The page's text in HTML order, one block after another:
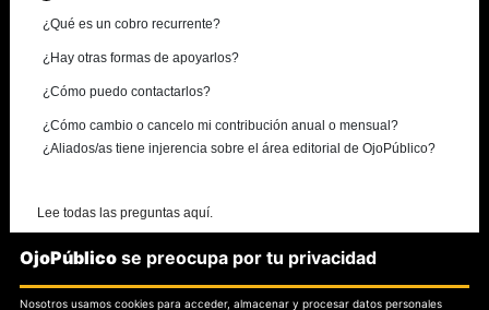
¿Qué es un cobro recurrente?
¿Hay otras formas de apoyarlos?
¿Cómo puedo contactarlos?
¿Cómo cambio o cancelo mi contribución anual o mensual?
¿Aliados/as tiene injerencia sobre el área editorial de OjoPúblico?
Lee todas las preguntas aquí.
¿Necesitas más información?
OjoPúblico se preocupa por tu privacidad
Nosotros usamos cookies para acceder, almacenar y procesar datos personales